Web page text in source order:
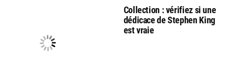
Collection : vérifiez si une
dédicace de Stephen King
est vraie